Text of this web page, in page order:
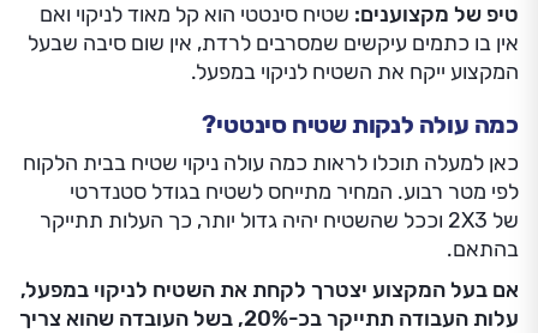
טיפ של מקצוענים: שטיח סינטטי הוא קל מאוד לניקוי ואם
אין בו כתמים עיקשים שמסרבים לרדת, אין שום סיבה שבעל
המקצוע ייקח את השטיח לניקוי במפעל.
כמה עולה לנקות שטיח סינטטי?
כאן למעלה תוכלו לראות כמה עולה ניקוי שטיח בבית הלקוח
לפי מטר רבוע. המחיר מתייחס לשטיח בגודל סטנדרטי
של 2X3 וככל שהשטיח יהיה גדול יותר, כך העלות תתייקר
בהתאם.
אם בעל המקצוע יצטרך לקחת את השטיח לניקוי במפעל,
עלות העבודה תתייקר בכ-20%, בשל העובדה שהוא צריך